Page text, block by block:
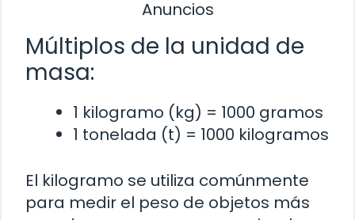
Anuncios
Múltiplos de la unidad de
masa:
1 kilogramo (kg) = 1000 gramos
1 tonelada (t) = 1000 kilogramos
El kilogramo se utiliza comúnmente
para medir el peso de objetos más